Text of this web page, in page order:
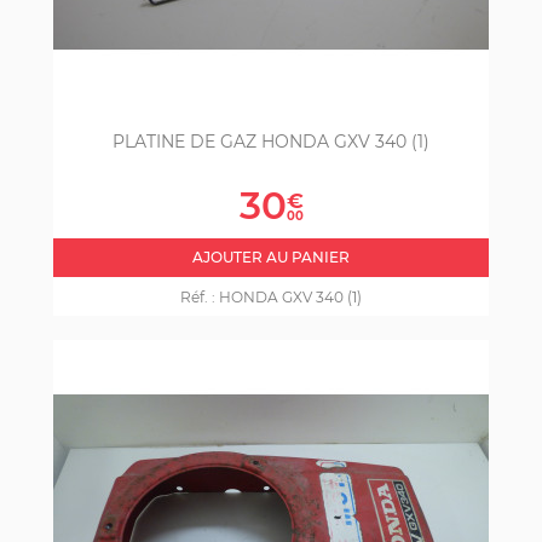
PLATINE DE GAZ HONDA GXV 340 (1)
Prix
30€
00
AJOUTER AU PANIER
Réf. : HONDA GXV 340 (1)